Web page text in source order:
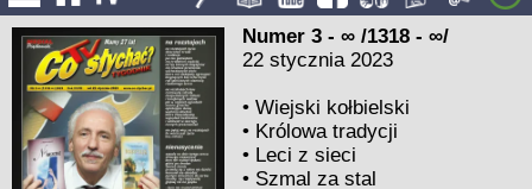
Numer 3 - ∞ /1318 - ∞/
22 stycznia 2023
•Wiejski kołbielski
• Królowa tradycji
• Leci z sieci
• Szmal za stal